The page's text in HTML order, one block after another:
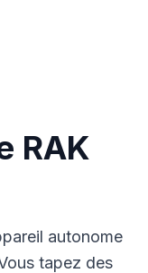
RAK
autonome
tapez des